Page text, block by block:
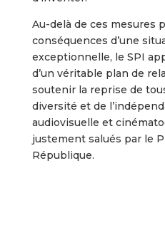
Au-delà de ces mesures
conséquences d’une
exceptionnelle, le SPI
d’un véritable plan de
soutenir la reprise de
diversité et de
audiovisuelle et
justement salués par le
République.